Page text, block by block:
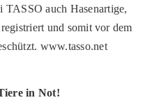
TASSO auch Hasenartige,
und somit vor dem
www.tasso.net
in Not!